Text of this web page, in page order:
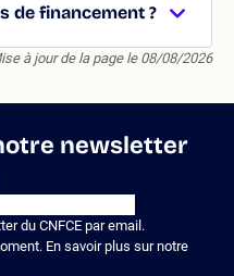
de financement ?
à jour de la page le 08/08/2026
newsletter
du CNFCE par email.
En savoir plus sur notre